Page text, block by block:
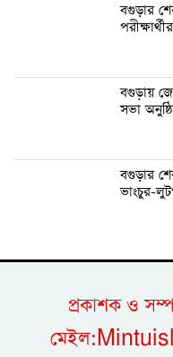
বগুড়ার
বগুড়ায়
সভা
বগুড়ার
ভাংচুর-
প্রকাশক ও